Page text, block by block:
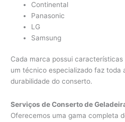
Continental
Panasonic
LG
Samsung
Cada marca possui
um técnico especializado faz toda
durabilidade do conserto.
Serviços de Conserto de
Oferecemos uma gama completa